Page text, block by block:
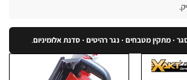
מטבחים · נגר רהיטים · סדנת אלומיניום.